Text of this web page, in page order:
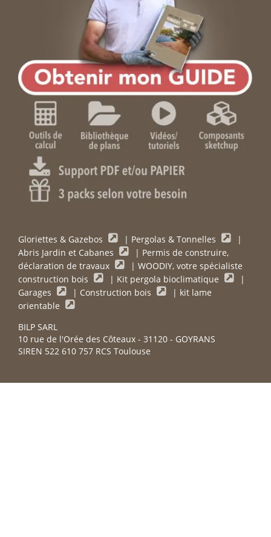
Gloriettes & Gazebos | Pergolas & Tonnelles
|
Abris Jardin et Cabanes
| Permis de construire,
déclaration de travaux
| WOODIY, votre spécialiste
construction bois
| Kit pergola bioclimatique
|
Garages
| Construction bois | kit lame
orientable
BILP SARL
10 rue de l'Orée des Côteaux - 31120 - GOYRANS
SIREN 522 610 757 RCS Toulouse